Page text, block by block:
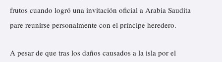
frutos cuando logró una invitación oficial a Arabia Saudita
pare reunirse personalmente con el príncipe heredero.
A pesar de que tras los daños causados a la isla por el